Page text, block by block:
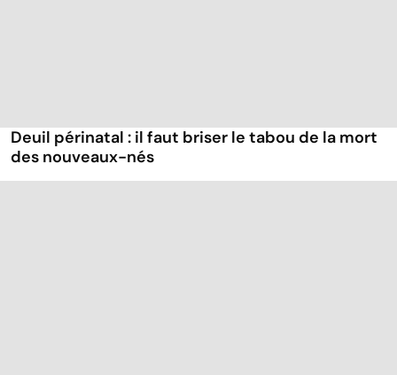
Deuil périnatal : il faut briser le tabou de la mort
des nouveaux-nés